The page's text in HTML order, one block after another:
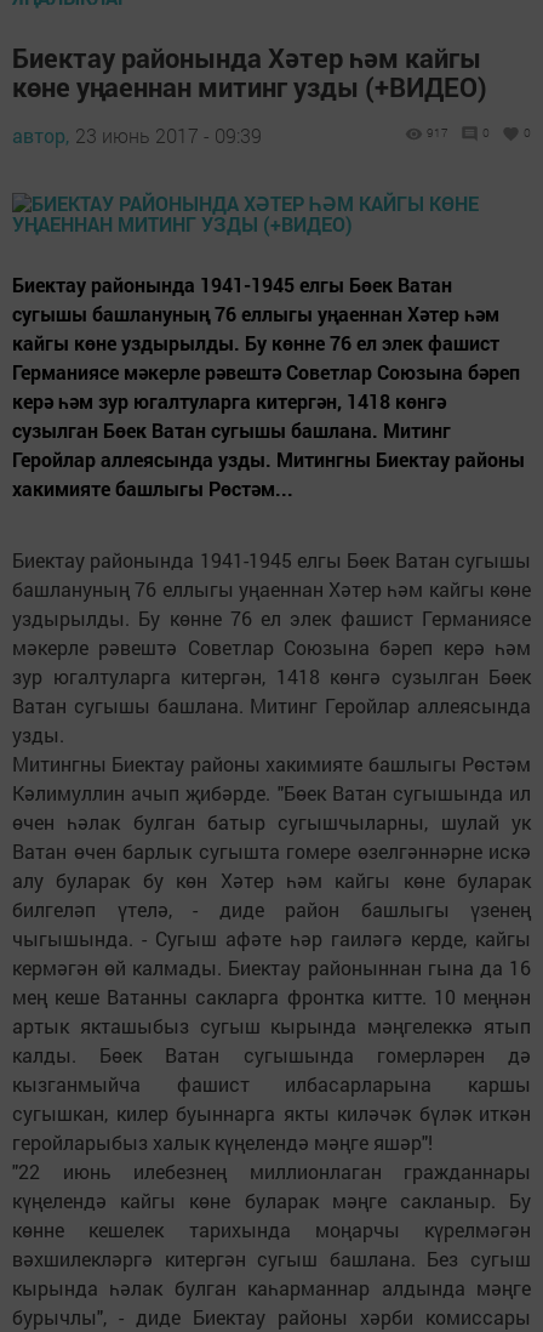
Биектау районында Хәтер һәм кайгы
көне уңаеннан митинг узды (+ВИДЕО)
автор, 23 июнь 2017 - 09:39 917 0 0
Биектау районында 1941-1945 елгы Бөек Ватан
сугышы башлануның 76 еллыгы уңаеннан Хәтер һәм
кайгы көне уздырылды. Бу көнне 76 ел элек фашист
Германиясе мәкерле рәвештә Советлар Союзына бәреп
керә һәм зур югалтуларга китергән, 1418 көнгә
сузылган Бөек Ватан сугышы башлана. Митинг
Геройлар аллеясында узды. Митингны Биектау районы
хакимияте башлыгы Рөстәм...
Биектау районында 1941-1945 елгы Бөек Ватан сугышы
башлануның 76 еллыгы уңаеннан Хәтер һәм кайгы көне
уздырылды. Бу көнне 76 ел элек фашист Германиясе
мәкерле рәвештә Советлар Союзына бәреп керә һәм
зур югалтуларга китергән, 1418 көнгә сузылган Бөек
Ватан сугышы башлана. Митинг Геройлар аллеясында
узды.
Митингны Биектау районы хакимияте башлыгы Рөстәм
Кәлимуллин ачып җибәрде. "Бөек Ватан сугышында ил
өчен һәлак булган батыр сугышчыларны, шулай ук
Ватан өчен барлык сугышта гомере өзелгәннәрне искә
алу буларак бу көн Хәтер һәм кайгы көне буларак
билгеләп үтелә, - диде район башлыгы үзенең
чыгышында. - Сугыш афәте һәр гаиләгә керде, кайгы
кермәгән өй калмады. Биектау районыннан гына да 16
мең кеше Ватанны сакларга фронтка китте. 10 меңнән
артык якташыбыз сугыш кырында мәңгелеккә ятып
калды. Бөек Ватан сугышында гомерләрен дә
кызганмыйча фашист илбасарларына каршы
сугышкан, килер буыннарга якты киләчәк бүләк иткән
геройларыбыз халык күңелендә мәңге яшәр"!
"22 июнь илебезнең миллионлаган гражданнары
күңелендә кайгы көне буларак мәңге сакланыр. Бу
көнне кешелек тарихында моңарчы күрелмәгән
вәхшилекләргә китергән сугыш башлана. Без сугыш
кырында һәлак булган каһарманнар алдында мәңге
бурычлы", - диде Биектау районы хәрби комиссары